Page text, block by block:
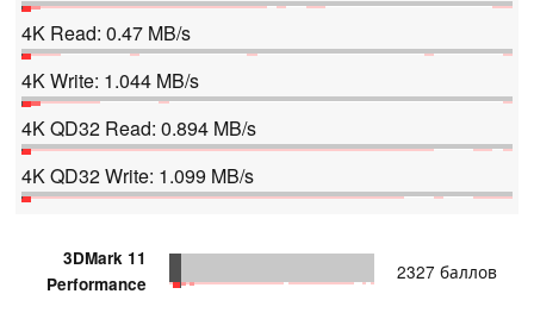
4K Read: 0.47 MB/s
4K Write: 1.044 MB/s
4K QD32 Read: 0.894 MB/s
4K QD32 Write: 1.099 MB/s
3DMark 11
Performance
2327 баллов